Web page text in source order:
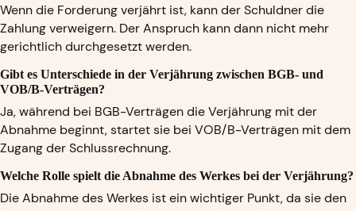
Wenn die Forderung verjährt ist, kann der Schuldner die
Zahlung verweigern. Der Anspruch kann dann nicht mehr
gerichtlich durchgesetzt werden.
Gibt es Unterschiede in der Verjährung zwischen BGB- und
VOB/B-Verträgen?
Ja, während bei BGB-Verträgen die Verjährung mit der
Abnahme beginnt, startet sie bei VOB/B-Verträgen mit dem
Zugang der Schlussrechnung.
Welche Rolle spielt die Abnahme des Werkes bei der Verjährung?
Die Abnahme des Werkes ist ein wichtiger Punkt, da sie den